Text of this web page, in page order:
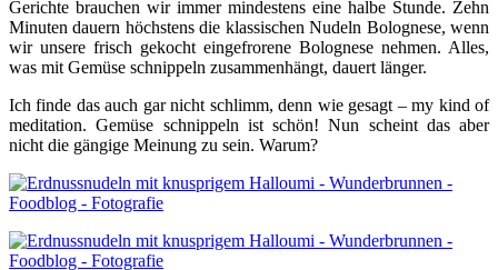
Gerichte brauchen wir immer mindestens eine halbe Stunde. Zehn
Minuten dauern höchstens die klassischen Nudeln Bolognese, wenn
wir unsere frisch gekocht eingefrorene Bolognese nehmen. Alles,
was mit Gemüse schnippeln zusammenhängt, dauert länger.
Ich finde das auch gar nicht schlimm, denn wie gesagt – my kind of
meditation. Gemüse schnippeln ist schön! Nun scheint das aber
nicht die gängige Meinung zu sein. Warum?